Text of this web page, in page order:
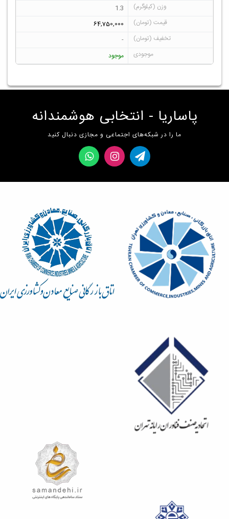
1.3
64,750,000
-
موجود
پاساریا - انتخابی هوشمندانه
ما را در شبکه‌های اجتماعی و مجازی دنبال کنید